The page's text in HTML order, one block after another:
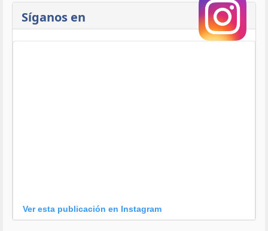
Síganos en
Ver esta publicación en Instagram